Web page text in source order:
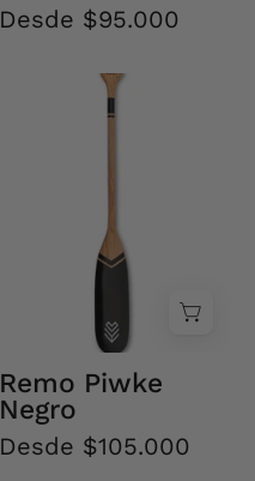
Desde $95.000
Remo
Piwke
en
Chile
Remo Piwke
Negro
Desde $105.000